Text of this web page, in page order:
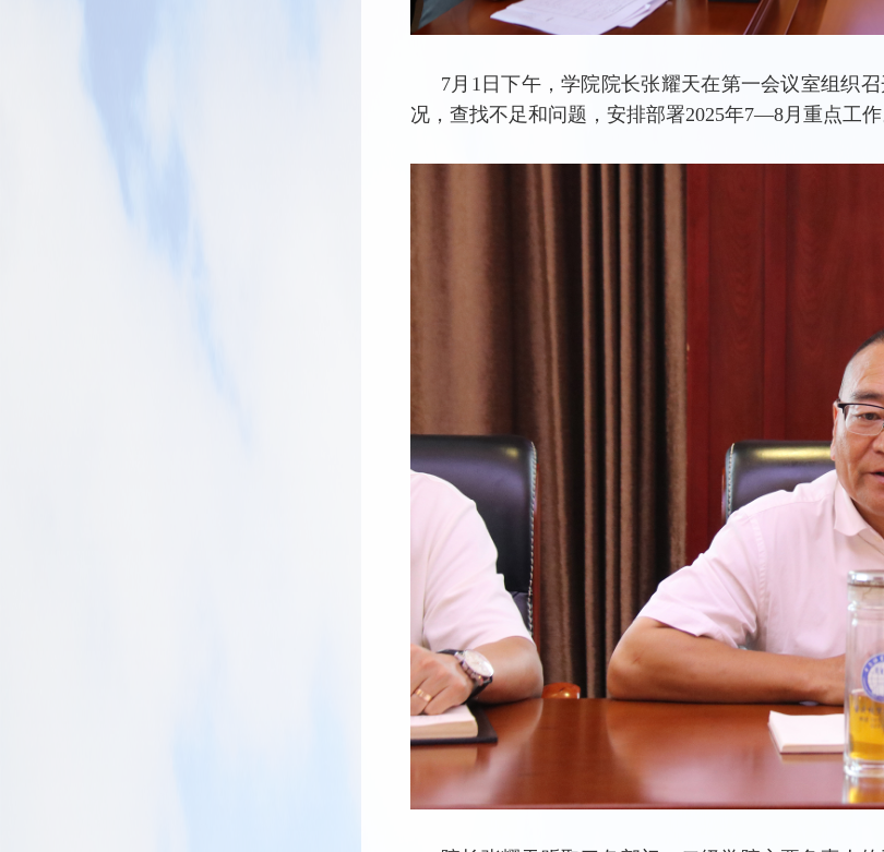
7月1日下午，学院院长张耀天在第一会议室组织
况，查找不足和问题，安排部署2025年7—8月重点工